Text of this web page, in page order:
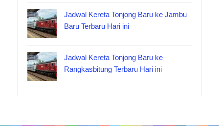
Jadwal Kereta Tonjong Baru ke Jambu
Baru Terbaru Hari ini
Jadwal Kereta Tonjong Baru ke
Rangkasbitung Terbaru Hari ini